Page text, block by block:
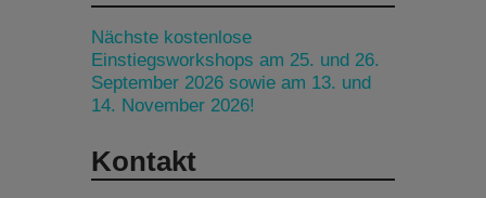
Nächste kostenlose
Einstiegsworkshops am 25. und 26.
September 2026 sowie am 13. und
14. November 2026!
Kontakt